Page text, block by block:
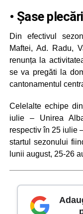
• Șase
Din efectivul
Maftei, Ad. Radu,
renunța la
se va pregăti la
cantonamentul
Celelalte echipe
iulie – Unirea
respectiv în 25 iulie
startul sezonului
lunii august, 25-26